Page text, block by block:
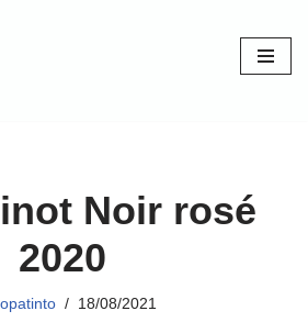
Noir rosé
2020
18/08/2021